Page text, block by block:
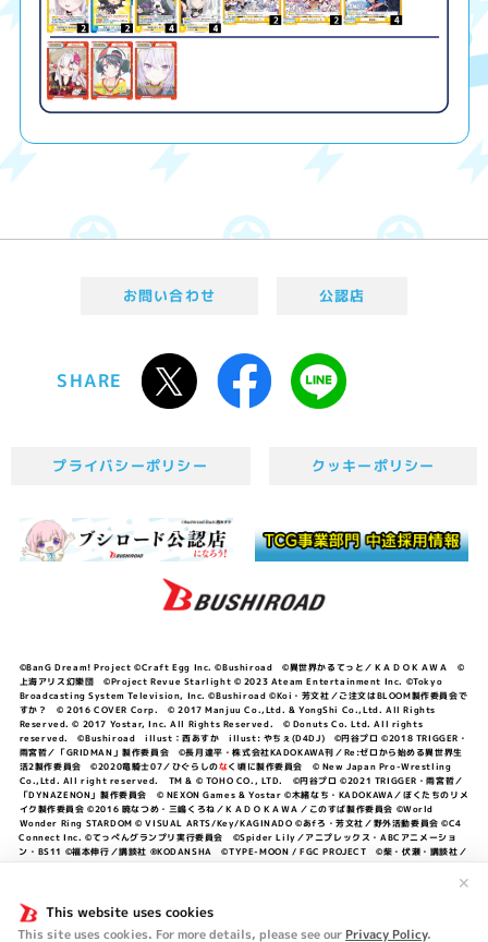
This website uses cookies
This site uses cookies. For more details, please see our Privacy Policy.
✕
お問い合わせ 公認店
SHARE
プライバシーポリシー クッキーポリシー
©BanG Dream! Project ©Craft Egg Inc. ©Bushiroad ©異世界かるてっと／ＫＡＤＯＫＡＷＡ ©
上海アリス幻樂団 ©Project Revue Starlight © 2023 Ateam Entertainment Inc. ©Tokyo
Broadcasting System Television, Inc. ©Bushiroad ©Koi・芳文社／ご注文はBLOOM製作委員会で
すか？ © 2016 COVER Corp. © 2017 Manjuu Co.,Ltd. & YongShi Co.,Ltd. All Rights
Reserved. © 2017 Yostar, Inc. All Rights Reserved. © Donuts Co. Ltd. All rights
reserved. ©Bushiroad illust：西あすか illust: やちぇ(D4DJ) ©円谷プロ ©2018 TRIGGER・
雨宮哲／「GRIDMAN」製作委員会 ©長月達平・株式会社KADOKAWA刊／Re:ゼロから始める異世界生
活2製作委員会 ©2020竜騎士07／ひぐらしのなく頃に製作委員会 © New Japan Pro-Wrestling
Co.,Ltd. All right reserved. TM & © TOHO CO., LTD. ©円谷プロ ©2021 TRIGGER・雨宮哲／
「DYNAZENON」製作委員会 © NEXON Games & Yostar ©木緒なち・KADOKAWA／ぼくたちのリメ
イク製作委員会 ©2016 暁なつめ・三嶋くろね／ＫＡＤＯＫＡＷＡ／このすば製作委員会 ©World
Wonder Ring STARDOM © VISUAL ARTS/Key/KAGINADO ©あfろ・芳文社／野外活動委員会 ©C4
Connect Inc. ©てっぺんグランプリ実行委員会 ©Spider Lily／アニプレックス・ABCアニメーショ
ン・BS11 ©福本伸行／講談社 ®KODANSHA ©TYPE-MOON / FGC PROJECT ©柴・伏瀬・講談社／
©中村力斗・野澤ゆき子／集英社・君のことが大大大大大好きな製作委員会 ©IIS-P／ぽんのみち製作委
員会 ©円谷プロ ©2023 TRIGGER・雨宮哲／「劇場版グリッドマンユニバース」製作委員会 © NEXON
Games／アビドス商店街 ©プロジェクトラブライブ！蓮ノ空女学院スクールアイドルクラブ ©「勇気爆